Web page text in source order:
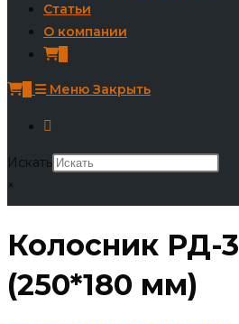
Статьи
О компании
Меню Закрыть
Искать
×
Колосник РД-3
(250*180 мм)